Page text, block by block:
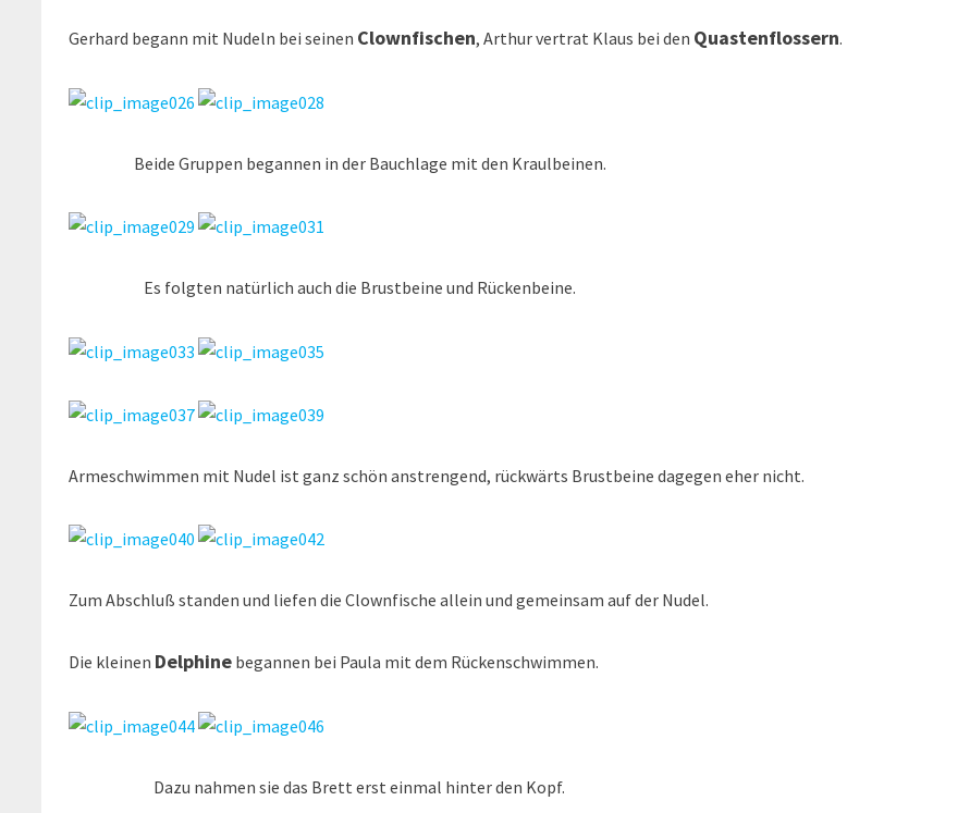
Gerhard begann mit Nudeln bei seinen Clownfischen, Arthur vertrat Klaus bei den Quastenflossern.
Beide Gruppen begannen in der Bauchlage mit den Kraulbeinen.
Es folgten natürlich auch die Brustbeine und Rückenbeine.
Armeschwimmen mit Nudel ist ganz schön anstrengend, rückwärts Brustbeine dagegen eher nicht.
Zum Abschluß standen und liefen die Clownfische allein und gemeinsam auf der Nudel.
Die kleinen Delphine begannen bei Paula mit dem Rückenschwimmen.
Dazu nahmen sie das Brett erst einmal hinter den Kopf.